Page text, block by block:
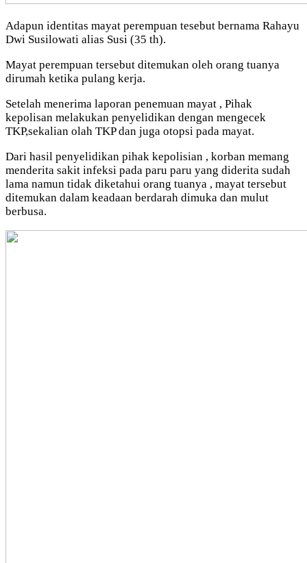
Adapun identitas mayat perempuan tesebut bernama Rahayu
Dwi Susilowati alias Susi (35 th).
Mayat perempuan tersebut ditemukan oleh orang tuanya
dirumah ketika pulang kerja.
Setelah menerima laporan penemuan mayat , Pihak
kepolisan melakukan penyelidikan dengan mengecek
TKP,sekalian olah TKP dan juga otopsi pada mayat.
Dari hasil penyelidikan pihak kepolisian , korban memang
menderita sakit infeksi pada paru paru yang diderita sudah
lama namun tidak diketahui orang tuanya , mayat tersebut
ditemukan dalam keadaan berdarah dimuka dan mulut
berbusa.